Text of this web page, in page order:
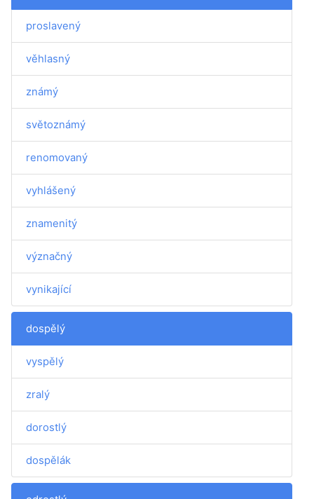
proslavený
věhlasný
známý
světoznámý
renomovaný
vyhlášený
znamenitý
význačný
vynikající
dospělý
vyspělý
zralý
dorostlý
dospělák